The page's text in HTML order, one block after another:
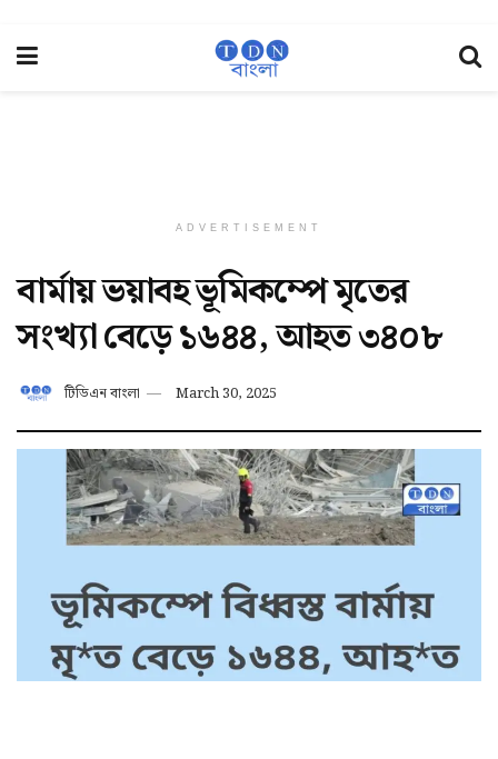
ADVERTISEMENT
বার্মায় ভয়াবহ ভূমিকম্পে মৃতের
সংখ্যা বেড়ে ১৬৪৪, আহত ৩৪০৮
টিডিএন বাংলা March 30, 2025